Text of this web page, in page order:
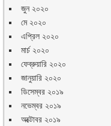
জুন ২০২০
মে ২০২০
এপ্রিল ২০২০
মার্চ ২০২০
ফেব্রুয়ারি ২০২০
জানুয়ারি ২০২০
ডিসেম্বর ২০১৯
নভেম্বর ২০১৯
অক্টোবর ২০১৯